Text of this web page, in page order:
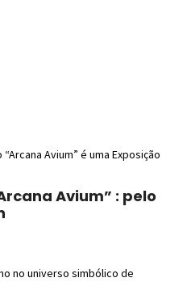
Avium” é uma Exposição
Avium” : pelo
no universo simbólico de